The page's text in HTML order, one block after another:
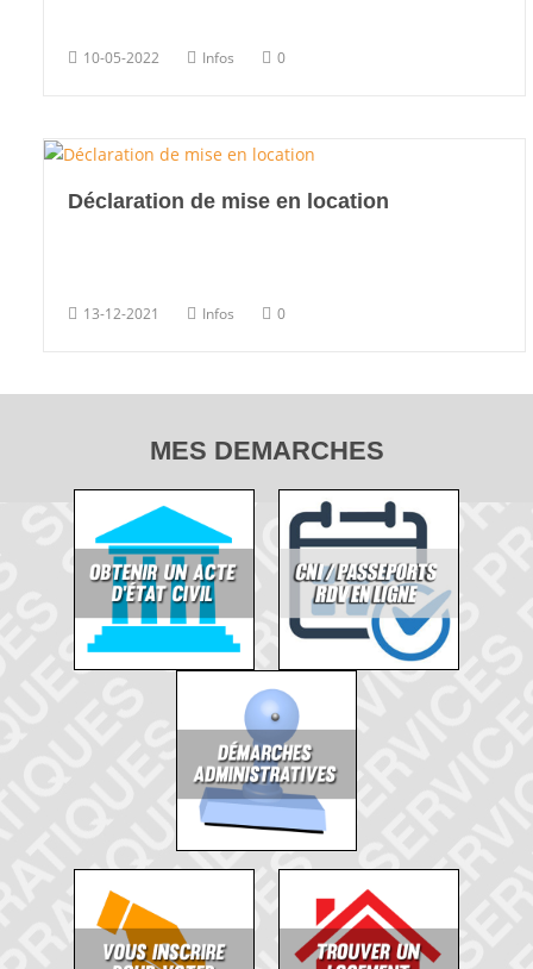
10-05-2022 Infos 0
Déclaration de mise en location
13-12-2021 Infos 0
MES DEMARCHES